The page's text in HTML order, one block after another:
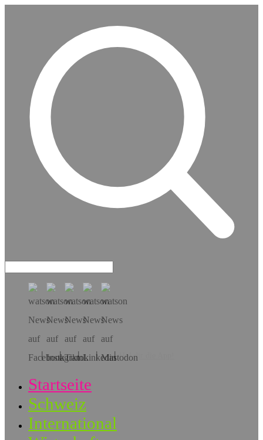
Hol dir die App!
Startseite
Schweiz
International